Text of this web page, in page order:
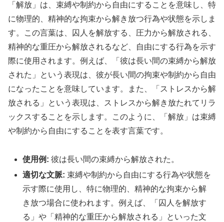
「解放」は、束縛や制約から自由にすることを意味し、特
に物理的、精神的な拘束から解き放つ行為や状態を示しま
す。この言葉は、囚人を解放する、圧力から解放される、
精神的な重圧から解放されるなど、自由にする行為を示す
際に使用されます。例えば、「彼は長い間の束縛から解放
された」という表現は、彼が長い間の拘束や制約から自由
になったことを意味しています。また、「ストレスから解
放される」という表現は、ストレスから解き放たれてリラ
ックスすることを示します。このように、「解放」は束縛
や制約から自由にすることを表す言葉です。
使用例: 彼は長い間の束縛から解放された。
適切な文脈: 束縛や制約から自由にする行為や状態を
示す際に使用し、特に物理的、精神的な拘束から解
き放つ場合に使われます。例えば、「囚人を解放す
る」や「精神的な重圧から解放される」といった文